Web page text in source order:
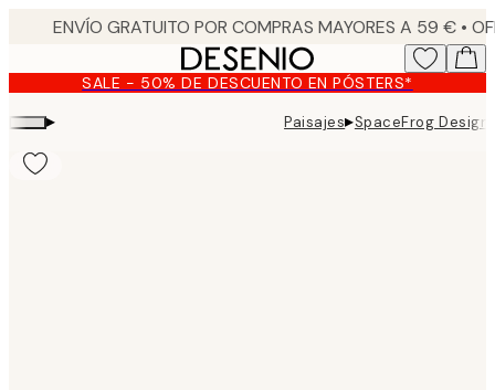
content.SALE - 50% DE DESCUENTO EN PÓSTERS*
▸ Paisajes▸SpaceFrog